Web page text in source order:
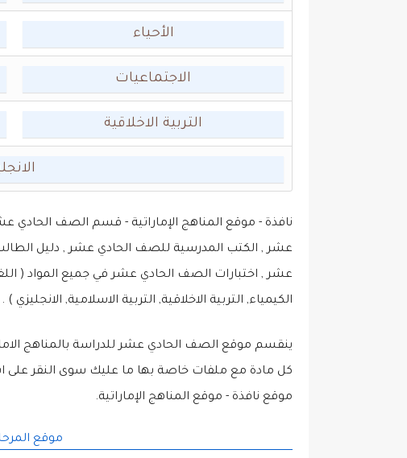
الأحياء
الاجتماعيات
التربية الاخلاقية
نافذة - موقع المناهج الإماراتية - قسم الصف
عشر , الكتب المدرسية للصف الحادي عشر , دليل
عشر , اختبارات الصف الحادي عشر في جميع المواد ( اللغة
الكيمياء, التربية الاخلاقية, التربية الاسلامية, الانجليزي ) .
ينقسم موقع الصف الحادي عشر للدراسة بالمناهج
كل مادة مع ملفات خاصة بها ما عليك سوى النقر على
موقع نافذة - موقع المناهج الإماراتية.
موقع